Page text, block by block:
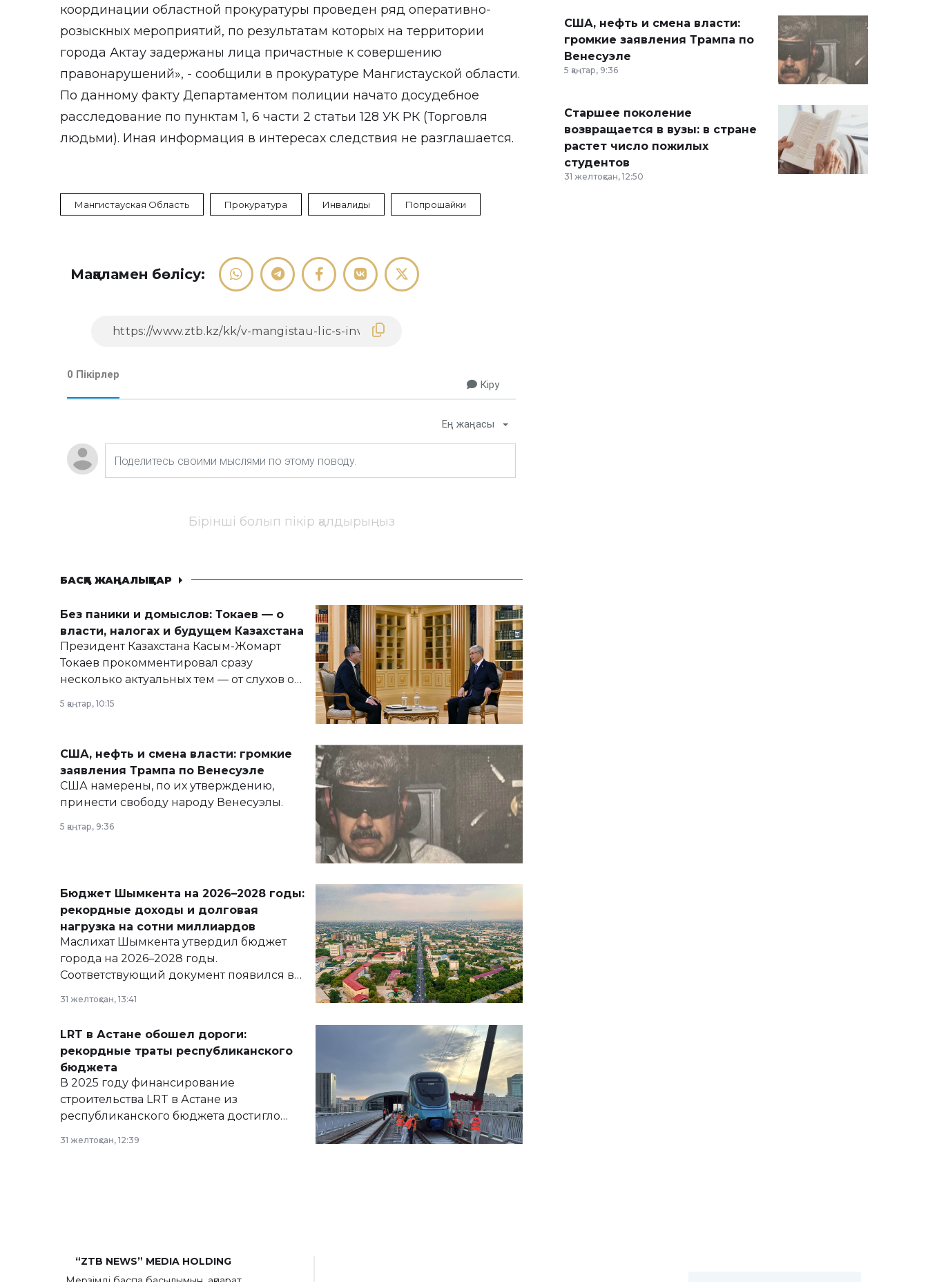
координации областной прокуратуры проведен ряд оперативно-
розыскных мероприятий, по результатам которых на территории
города Актау задержаны лица причастные к совершению
правонарушений», - сообщили в прокуратуре Мангистауской области.
По данному факту Департаментом полиции начато досудебное
расследование по пунктам 1, 6 части 2 статьи 128 УК РК (Торговля
людьми). Иная информация в интересах следствия не разглашается.
Мангистауская Область Прокуратура Инвалиды Попрошайки
Мақаламен бөлісу:
0 Пікірлер
Кіру
Ең жаңасы
Бірінші болып пікір қалдырыңыз
БАСҚА ЖАҢАЛЫҚТАР
Без паники и домыслов: Токаев — о
власти, налогах и будущем Казахстана
Президент Казахстана Касым-Жомарт
Токаев прокомментировал сразу
несколько актуальных тем — от слухов о
армии, экономики и личного здоровья.
5 қаңтар, 10:15
США, нефть и смена власти: громкие
заявления Трампа по Венесуэле
США намерены, по их утверждению,
принести свободу народу Венесуэлы.
5 қаңтар, 9:36
Бюджет Шымкента на 2026–2028 годы:
рекордные доходы и долговая
нагрузка на сотни миллиардов
Маслихат Шымкента утвердил бюджет
города на 2026–2028 годы.
Соответствующий документ появился в
сайте маслихат города.
31 желтоқсан, 13:41
LRT в Астане обошел дороги:
рекордные траты республиканского
бюджета
В 2025 году финансирование
строительства LRT в Астане из
республиканского бюджета достигло
31 желтоқсан, 12:39
США, нефть и смена власти:
громкие заявления Трампа по
Венесуэле
5 қаңтар, 9:36
Старшее поколение
возвращается в вузы: в стране
растет число пожилых
студентов
31 желтоқсан, 12:50
“ZTB NEWS” MEDIA HOLDING